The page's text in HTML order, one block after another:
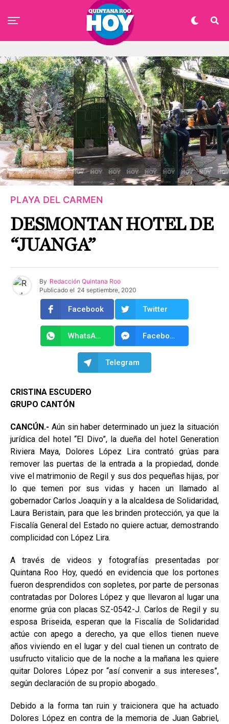
PLAYA DEL CARMEN
DESMONTAN HOTEL DE
“JUANGA”
By Redacción Quintana Roo
Publicado el 24 septiembre, 2020
Facebook Twitter
WhatsApp Facebook Messenger
Telegram
CRISTINA ESCUDERO
GRUPO CANTÓN
CANCÚN.- Aún sin haber determinado un juez la situación
jurídica del hotel “El Divo”, la dueña del hotel Generation
Riviera Maya, Dolores López Lira contrató grúas para
remover las puertas de la entrada a la propiedad, donde
vive el matrimonio de Regil y sus dos pequeñas hijas, por
lo que temen por sus vidas y hacen un llamado al
gobernador Carlos Joaquín y a la alcaldesa de Solidaridad,
Laura Beristain, para que les brinden protección, ya que la
Fiscalía General del Estado no quiere actuar, demostrando
complicidad con López Lira.
A través de videos y fotografías presentadas por
Quintana Roo Hoy, quedó en evidencia que los portones
fueron desprendidos con sopletes, por parte de personas
contratadas por Dolores López y que llevaron al lugar una
enorme grúa con placas SZ-0542-J. Carlos de Regil y su
esposa Briseida, esperan que la Fiscalía de Solidaridad
actúe con apego a derecho, ya que ellos tienen nueve
años viviendo en el lugar y del cual tienen un contrato de
usufructo vitalicio que de la noche a la mañana les quiere
quitar Dolores López por “así convenir a sus intereses”,
según declaración de su propio abogado.
Debido a la forma tan ruin y traicionera que ha actuado
Dolores López en contra de la memoria de Juan Gabriel,